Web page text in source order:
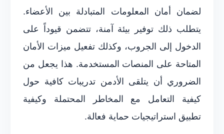
لضمان أمان المعلومات المتبادلة بين الأعضاء.
يتطلب ذلك توفير بيئة آمنة، تتضمن قيوداً على
الدخول إلى الجروب، وكذلك تفعيل ميزات الأمان
المتاحة على المنصات المستخدمة. هذا يجعل من
الضروري أن يتلقى الأدمن تدريبات كافية حول
كيفية التعامل مع المخاطر المحتملة وكيفية
تطبيق استراتيجيات حماية فعالة.